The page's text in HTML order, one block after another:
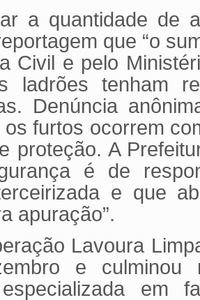
a quantidade de
que “o
Civil e pelo
ladrões tenham
Denúncia
os furtos ocorrem
proteção. A
é de
e que
apuração”.
Lavoura
e culminou
em